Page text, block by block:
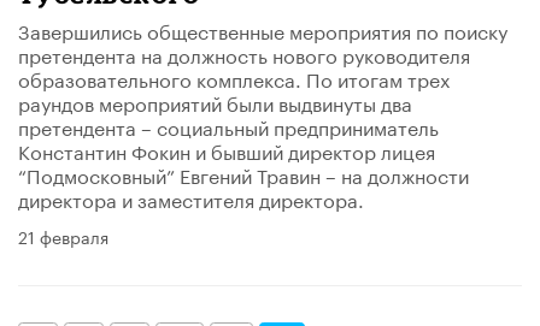
Завершились общественные мероприятия по поиску
претендента на должность нового руководителя
образовательного комплекса. По итогам трех
раундов мероприятий были выдвинуты два
претендента – социальный предприниматель
Константин Фокин и бывший директор лицея
“Подмосковный” Евгений Травин – на должности
директора и заместителя директора.
21 февраля